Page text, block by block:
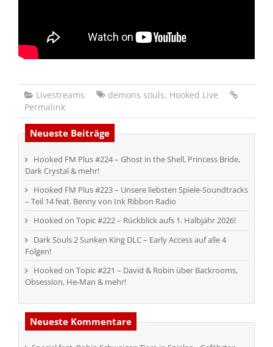
Livestreams demons souls, Hooked Live
Permalink
Neueste Beiträge
Hooked FM Plus #224 – Ghost in the Shell, Princess Bride,
Dark Crystal & mehr!
Hooked FM Plus #223 – Unsere liebsten Spiele-Soundtracks
– Teil 14 feat. Benny von Ink Ribbon Radio
Hooked on Topic #222 – Rückblick aufs 1. Halbjahr 2026!
Dark Souls 2 Sunken King DLC – Early Access auf alle 4
Folgen!
Hooked on Topic #221 – David & Robin über Backrooms,
Obsession, He-Man & mehr!
Neueste Kommentare